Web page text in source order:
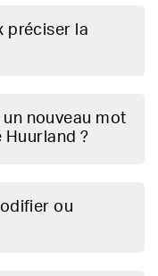
préciser la
nouveau mot
Huurland ?
ou